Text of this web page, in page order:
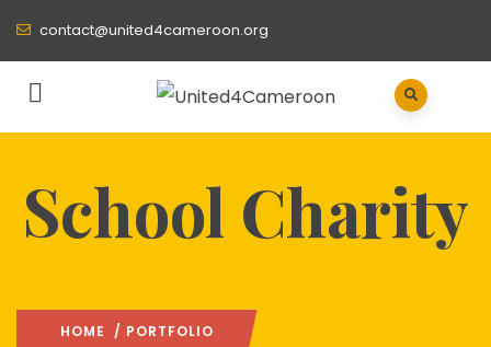
contact@united4cameroon.org
School Charity
HOME / PORTFOLIO